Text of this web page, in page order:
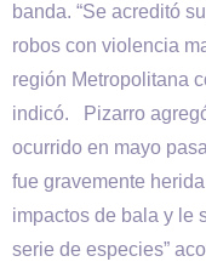
banda. “Se acreditó
robos con violencia
región Metropolitana
indicó. Pizarro
ocurrido en mayo
fue gravemente
impactos de bala y le
serie de especies”